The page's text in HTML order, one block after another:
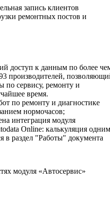
запись клиентов
ремонтных постов и
доступ к данным по более
производителей,
по сервису, ремонту и
время.
по ремонту и диагностике
нормочасов;
интеграция модуля
Online: калькуляция одним
в раздел "Работы" документа
модуля «Автосервис»